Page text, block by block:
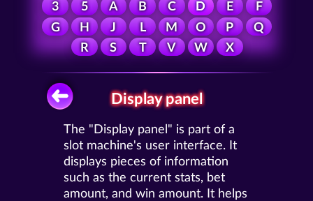
3 5 A B C D E
F
G
H J L M O P
Q
R
S T V W X
Display panel
The "Display panel" is part of a
slot machine's user interface. It
displays pieces of information
such as the current stats, bet
amount, and win amount. It helps